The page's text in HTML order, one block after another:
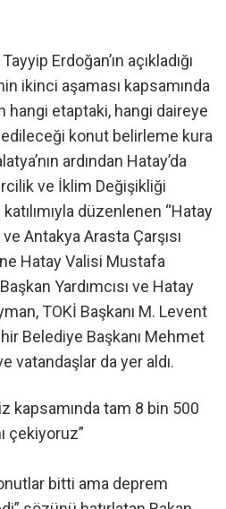
Erdoğan’ın açıkladığı
ikinci aşaması kapsamında
hangi etaptaki, hangi daireye
konut belirleme kura
ardından Hatay’da
ve İklim Değişikliği
düzenlenen “Hatay
Antakya Arasta Çarşısı
Hatay Valisi Mustafa
Yardımcısı ve Hatay
TOKİ Başkanı M. Levent
Belediye Başkanı Mehmet
vatandaşlar da yer aldı.
kapsamında tam 8 bin 500
çekiyoruz”
bitti ama deprem